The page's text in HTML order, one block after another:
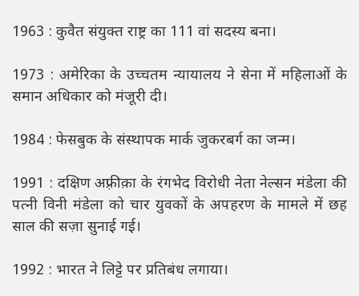
1963 : कुवैत संयुक्त राष्ट्र का 111 वां सदस्य बना।
1973 : अमेरिका के उच्चतम न्यायालय ने सेना में महिलाओं के
समान अधिकार को मंजूरी दी।
1984 : फेसबुक के संस्थापक मार्क जुकरबर्ग का जन्म।
1991 : दक्षिण अफ़्रीक़ा के रंगभेद विरोधी नेता नेल्सन मंडेला की
पत्नी विनी मंडेला को चार युवकों के अपहरण के मामले में छह
साल की सज़ा सुनाई गई।
1992 : भारत ने लिट्टे पर प्रतिबंध लगाया।